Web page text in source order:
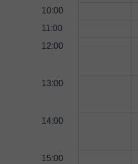
10:00
11:00
12:00
13:00
14:00
15:00